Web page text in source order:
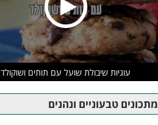
עוגיות שיבולת שועל עם תותים ושוקולד
מתכונים טבעוניים ונהנים